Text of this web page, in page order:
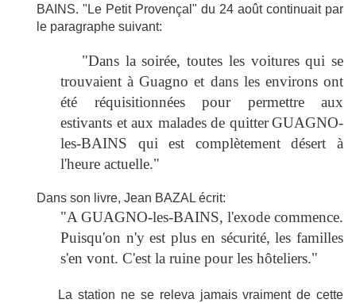
BAINS. "Le Petit Provençal" du 24 août continuait par
le paragraphe suivant:
"Dans la soirée, toutes les voitures qui se
trouvaient à Guagno et dans les environs ont
été réquisitionnées pour permettre aux
estivants et aux malades de quitter GUAGNO-
les-BAINS qui est complètement désert à
l'heure actuelle."
Dans son livre, Jean BAZAL écrit:
"A GUAGNO-les-BAINS, l'exode commence.
Puisqu'on n'y est plus en sécurité, les familles
s'en vont. C'est la ruine pour les hôteliers."
La station ne se releva jamais vraiment de cette